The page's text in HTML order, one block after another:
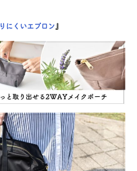
にくいエプロン』